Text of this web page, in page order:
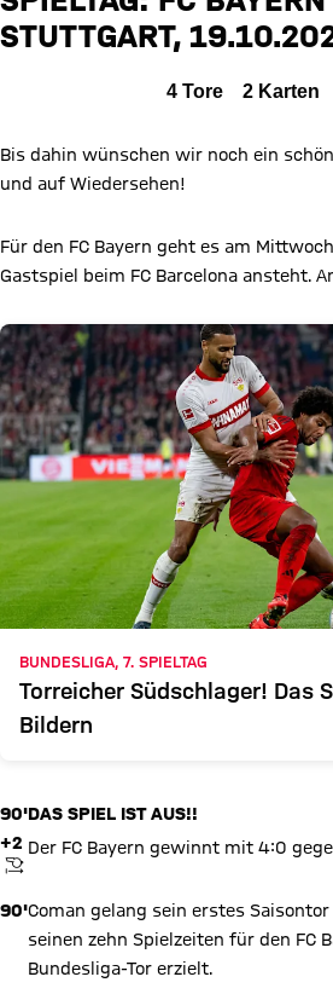
FCB
STUTTGART,
4 Tore 2 Karten
Bis dahin wünschen wir noch ein
und auf Wiedersehen!
Für den FC Bayern geht es am
Gastspiel beim FC Barcelona ansteht.
BUNDESLIGA, 7. SPIELTAG
Torreicher Südschlager! Das
Bildern
90'
+2
ANPFIFF
DAS SPIEL IST AUS!!
Der FC Bayern gewinnt mit 4:0
90'Coman gelang sein erstes
seinen zehn Spielzeiten für den FC
Bundesliga-Tor erzielt.